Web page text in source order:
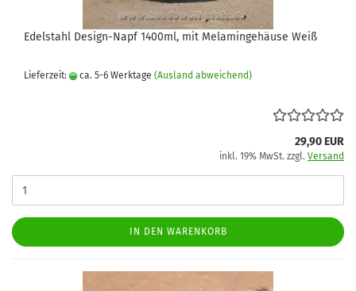
Edelstahl Design-Napf 1400ml, mit Melamingehäuse Weiß
Lieferzeit: ca. 5-6 Werktage (Ausland abweichend)
29,90 EUR
inkl. 19% MwSt. zzgl. Versand
IN DEN WARENKORB